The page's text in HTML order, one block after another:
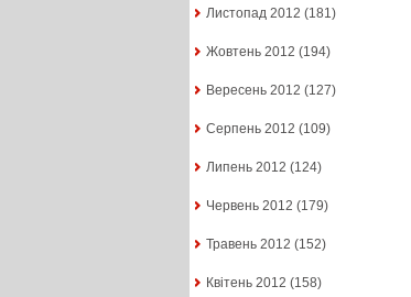
Листопад 2012 (181)
Жовтень 2012 (194)
Вересень 2012 (127)
Серпень 2012 (109)
Липень 2012 (124)
Червень 2012 (179)
Травень 2012 (152)
Квітень 2012 (158)